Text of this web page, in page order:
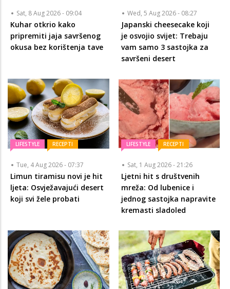
Sat, 8 Aug 2026 - 09:04
Kuhar otkrio kako
pripremiti jaja savršenog
okusa bez korištenja tave
Wed, 5 Aug 2026 - 08:27
Japanski cheesecake koji
je osvojio svijet: Trebaju
vam samo 3 sastojka za
savršeni desert
LIFESTYLE RECEPTI
Tue, 4 Aug 2026 - 07:37
Limun tiramisu novi je hit
ljeta: Osvježavajući desert
koji svi žele probati
LIFESTYLE RECEPTI
Sat, 1 Aug 2026 - 21:26
Ljetni hit s društvenih
mreža: Od lubenice i
jednog sastojka napravite
kremasti sladoled